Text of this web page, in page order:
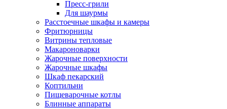
Пресс-грили
Для шаурмы
Расстоечные шкафы и камеры
Фритюрницы
Витрины тепловые
Макароноварки
Жарочные поверхности
Жарочные шкафы
Шкаф пекарский
Коптильни
Пищеварочные котлы
Блинные аппараты